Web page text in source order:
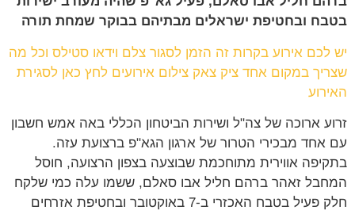
ובחטיפת ישראלים מבתיהם בבוקר שמחת תורה
אירוע בקרות זה הזמן לסגור צלם וידאו סטילס וכל מה
במקום אחד ציק צאק צילום אירועים לחץ כאן לסגירת
ארוכה של צה"ל ושירות הביטחון הכללי באה אמש חשבון
מבכירי הטרור של ארגון הגא"פ ברצועת עזה.
אווירית מתוחכמת שבוצעה בצפון הרצועה, חוסל
זאהר ברהם חליל אבו סאלם, ששמו עלה כמי שלקח
חלק פעיל בטבח האכזרי ב-7 באוקטובר ובחטיפת אזרחים